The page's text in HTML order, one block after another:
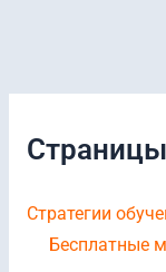
Стратегии
Бесплатные